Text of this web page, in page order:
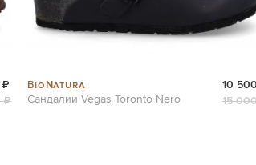
₽
₽
BioNatura
Сандалии Vegas Toronto Nero
10
15